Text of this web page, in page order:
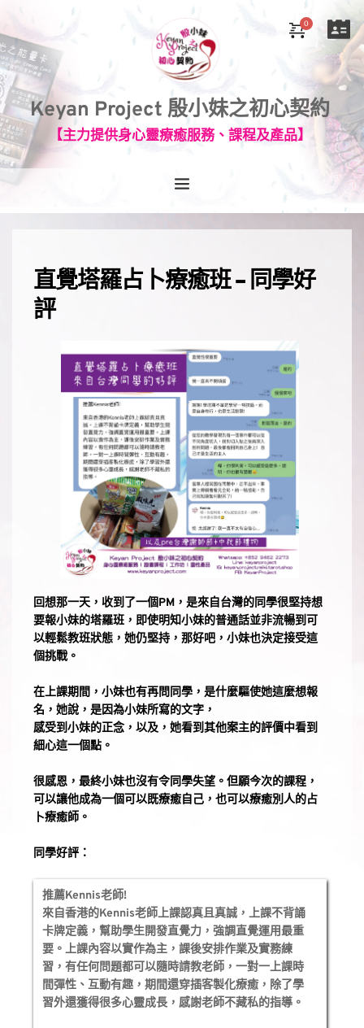
Keyan Project 殷小妹之初心契約
【主力提供身心靈療癒服務、課程及產品】
直覺塔羅占卜療癒班 - 同學好
評
回想那一天，收到了一個PM，是來自台灣的同學很堅持想
要報小妹的塔羅班，即使明知小妹的普通話並非流暢到可
以輕鬆教班狀態，她仍堅持，那好吧，小妹也決定接受這
個挑戰。
在上課期間，小妹也有再問同學，是什麼驅使她這麼想報
名，她說，是因為小妹所寫的文字，
感受到小妹的正念，以及，她看到其他案主的評價中看到
細心這一個點。
很感恩，最終小妹也沒有令同學失望。但願今次的課程，
可以讓他成為一個可以既療癒自己，也可以療癒別人的占
卜療癒師。
同學好評：
推薦Kennis老師!
來自香港的Kennis老師上課認真且真誠，上課不背誦
卡牌定義，幫助學生開發直覺力，強調直覺運用最重
要。上課內容以實作為主，課後安排作業及實務練
習，有任何問題都可以隨時請教老師，一對一上課時
間彈性、互動有趣，期間還穿插客製化療癒，除了學
習外還獲得很多心靈成長，感謝老師不藏私的指導。